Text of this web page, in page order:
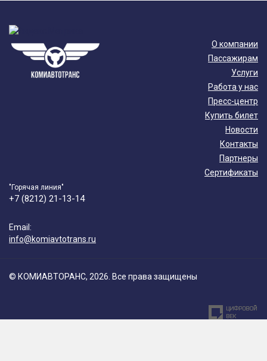
О компании
Пассажирам
Услуги
Работа у нас
Пресс-центр
Купить билет
Новости
Контакты
Партнеры
Сертификаты
"Горячая линия"
+7 (8212) 21-13-14
Email:
info@komiavtotrans.ru
© КОМИАВТОРАНС, 2026. Все права защищены